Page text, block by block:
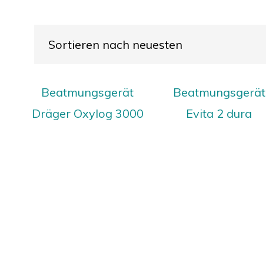
Beatmungsgerät
Dräger Oxylog 3000
Beatmungsgerät
Evita 2 dura